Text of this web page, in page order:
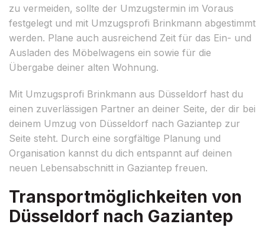
zu vermeiden, sollte der Umzugstermin im Voraus
festgelegt und mit Umzugsprofi Brinkmann abgestimmt
werden. Plane auch ausreichend Zeit für das Ein- und
Ausladen des Möbelwagens ein sowie für die
Übergabe deiner alten Wohnung.
Mit Umzugsprofi Brinkmann aus Düsseldorf hast du
einen zuverlässigen Partner an deiner Seite, der dir bei
deinem Umzug von Düsseldorf nach Gaziantep zur
Seite steht. Durch eine sorgfältige Planung und
Organisation kannst du dich entspannt auf deinen
neuen Lebensabschnitt in Gaziantep freuen.
Transportmöglichkeiten von
Düsseldorf nach Gaziantep